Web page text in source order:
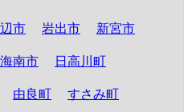
市 岩出市 新宮市
海南市 日高川町
由良町 すさみ町